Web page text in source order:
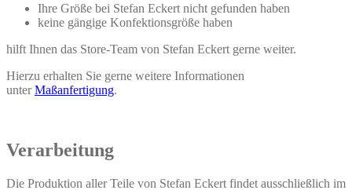
Ihre Größe bei Stefan Eckert nicht gefunden haben
keine gängige Konfektionsgröße haben
hilft Ihnen das Store-Team von Stefan Eckert gerne weiter.
Hierzu erhalten Sie gerne weitere Informationen
unterMaßanfertigung.
Verarbeitung
Die Produktion aller Teile von Stefan Eckert findet ausschließlich im